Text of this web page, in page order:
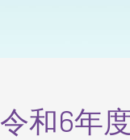
令和6年